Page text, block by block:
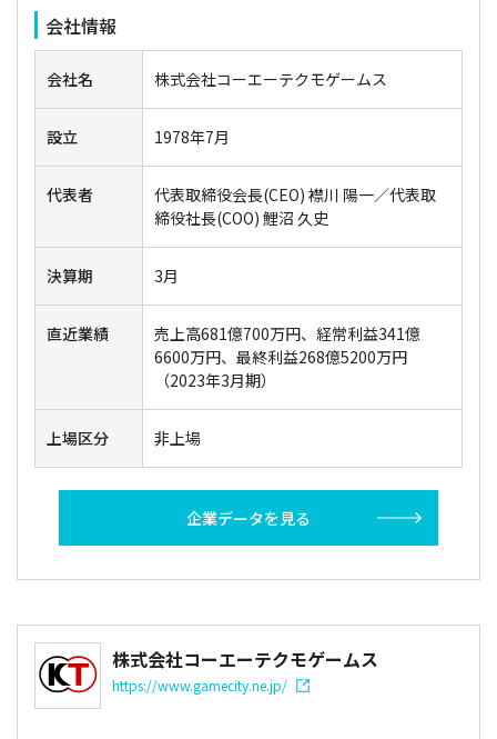
会社情報
会社名 株式会社コーエーテクモゲームス
設立 1978年7月
代表者
代表取締役会長(CEO) 襟川 陽一／代表取
締役社長(COO) 鯉沼 久史
決算期 3月
直近業績
売上高681億700万円、経常利益341億
6600万円、最終利益268億5200万円
（2023年3月期）
上場区分 非上場
企業データを見る
株式会社コーエーテクモゲームス
https://www.gamecity.ne.jp/